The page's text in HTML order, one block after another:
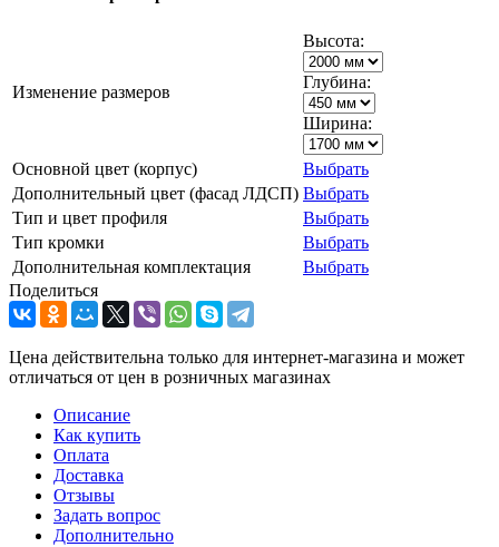
Изменение размеров
Высота:
Глубина:
Ширина:
Основной цвет (корпус)
Выбрать
Дополнительный цвет (фасад ЛДСП) Выбрать
Тип и цвет профиля
Выбрать
Тип кромки
Выбрать
Дополнительная комплектация
Выбрать
Поделиться
Цена действительна только для интернет-магазина и может
отличаться от цен в розничных магазинах
Описание
Как купить
Оплата
Доставка
Отзывы
Задать вопрос
Дополнительно